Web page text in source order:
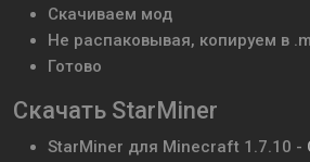
Скачиваем мод
Не распаковывая, копируем в
Готово
Скачать StarMiner
StarMiner для Minecraft 1.7.10 -